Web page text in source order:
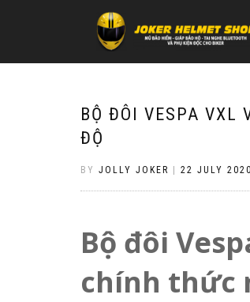
BỘ ĐÔI VESPA VXL
ĐỘ
BY JOLLY JOKER 22 JULY 2020
Bộ đôi
chính thức